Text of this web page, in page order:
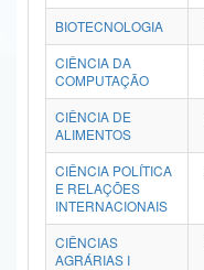
Advocacia-Geral da União
Banco Central do Brasil
BIOTECNOLOGIA
CIÊNCIA DA
COMPUTAÇÃO
CIÊNCIA DE
ALIMENTOS
CIÊNCIA POLÍTICA
E RELAÇÕES
INTERNACIONAIS
CIÊNCIAS
AGRÁRIAS I